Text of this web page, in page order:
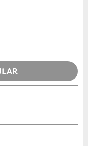
Freunde weiter.